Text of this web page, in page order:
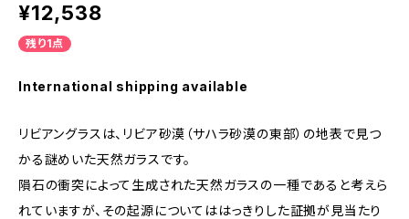
¥12,538
残り1点
International shipping available
リビアングラスは、リビア砂漠（サハラ砂漠の東部）の地表で見つ
かる謎めいた天然ガラスです。
隕石の衝突によって生成された天然ガラスの一種であると考えら
れていますが、その起源についてははっきりした証拠が見当たり